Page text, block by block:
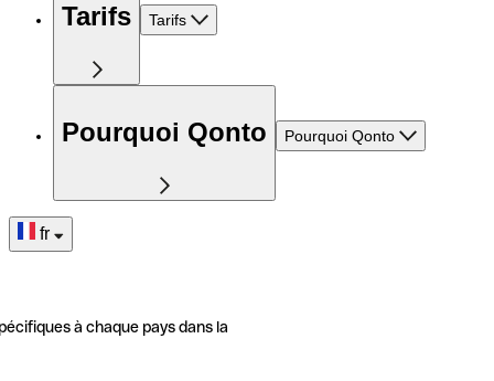
Tarifs Tarifs
Pourquoi Qonto Pourquoi Qonto
fr
à chaque pays dans la